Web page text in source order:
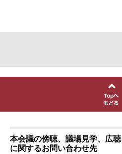
本会議の傍聴、議場見学、広
に関するお問い合わせ先